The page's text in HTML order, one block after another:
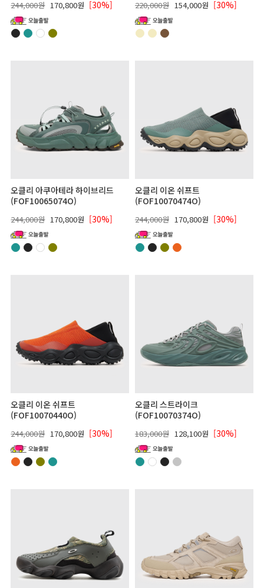
244,000원 170,800원 [30%] 220,000원 154,000원 [30%]
오클리 아쿠아테라 하이브리드
(FOF10065074O)
244,000원 170,800원 [30%]
오클리 이온 쉬프트
(FOF10070474O)
244,000원 170,800원 [30%]
오클리 이온 쉬프트
(FOF10070440O)
244,000원 170,800원 [30%]
오클리 스트라이크
(FOF10070374O)
183,000원 128,100원 [30%]